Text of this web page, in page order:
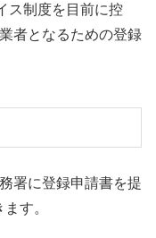
ス制度を目前に控
者となるための登録
署に登録申請書を提
す。